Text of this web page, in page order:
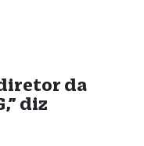
da
diz